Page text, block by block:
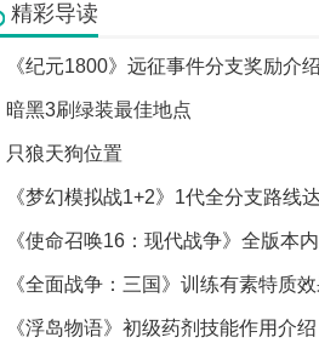
精彩导读
《纪元1800》远征事件分支奖励介绍
暗黑3刷绿装最佳地点
只狼天狗位置
《浮岛物语》初级药剂技能作用介绍